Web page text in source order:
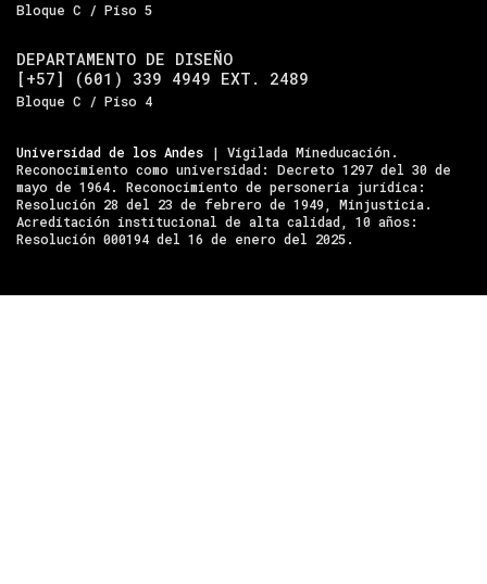
Bloque C / Piso 5
DEPARTAMENTO DE DISEÑO
[+57] (601) 339 4949 EXT. 2489
Bloque C / Piso 4
Universidad de los Andes | Vigilada Mineducación.
Reconocimiento como universidad: Decreto 1297 del 30 de
mayo de 1964. Reconocimiento de personería jurídica:
Resolución 28 del 23 de febrero de 1949, Minjusticia.
Acreditación institucional de alta calidad, 10 años:
Resolución 000194 del 16 de enero del 2025.